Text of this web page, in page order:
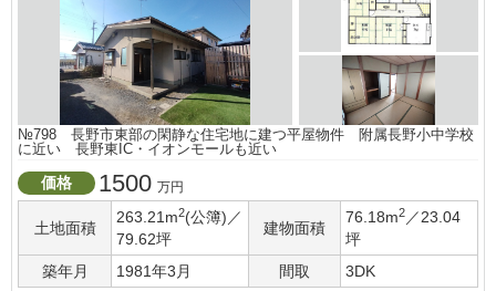
№798 長野市東部の閑静な住宅地に建つ平屋物件 附属長野小中学校
に近い 長野東IC・イオンモールも近い
価格 1500 万円
土地面積
263.21m2(公簿)／
79.62坪
建物面積
76.18m2 ／23.04
坪
築年月
1981年3月 間取 3DK